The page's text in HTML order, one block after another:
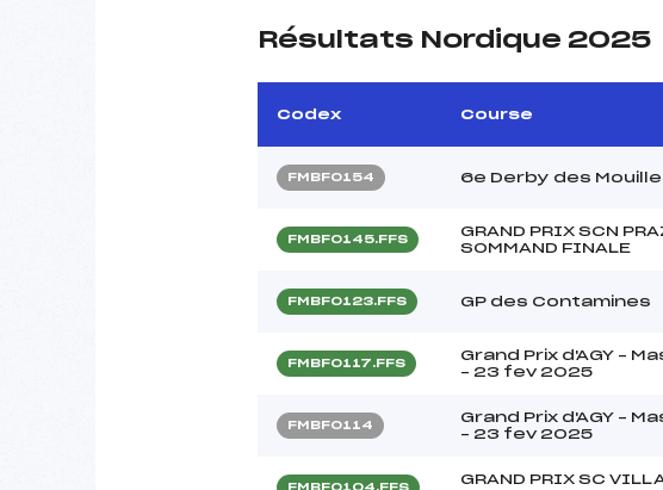
Résultats Nordique 2025
Codex Course
FMBF0154 6e Derby des
FMBF0145.FFS
GRAND PRIX SCN
SOMMAND FINALE
FMBF0123.FFS GP des Contamines
FMBF0117.FFS
Grand Prix d'AGY –
– 23 fev 2025
FMBF0114
Grand Prix d'AGY –
– 23 fev 2025
FMBF0104.FFS
GRAND PRIX SC